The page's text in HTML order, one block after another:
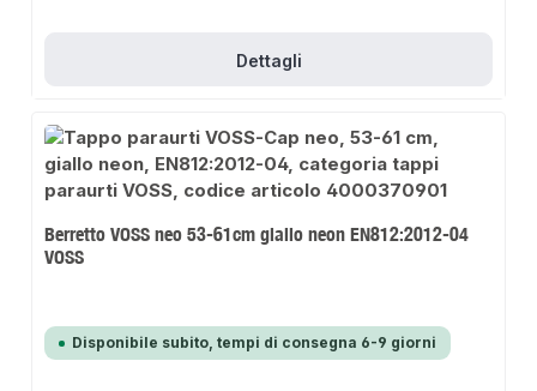
Dettagli
Berretto VOSS neo 53-61cm giallo neon EN812:2012-04
VOSS
Disponibile subito, tempi di consegna 6-9 giorni